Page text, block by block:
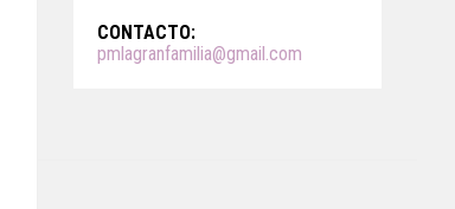
CONTACTO:
pmlagranfamilia@gmail.com